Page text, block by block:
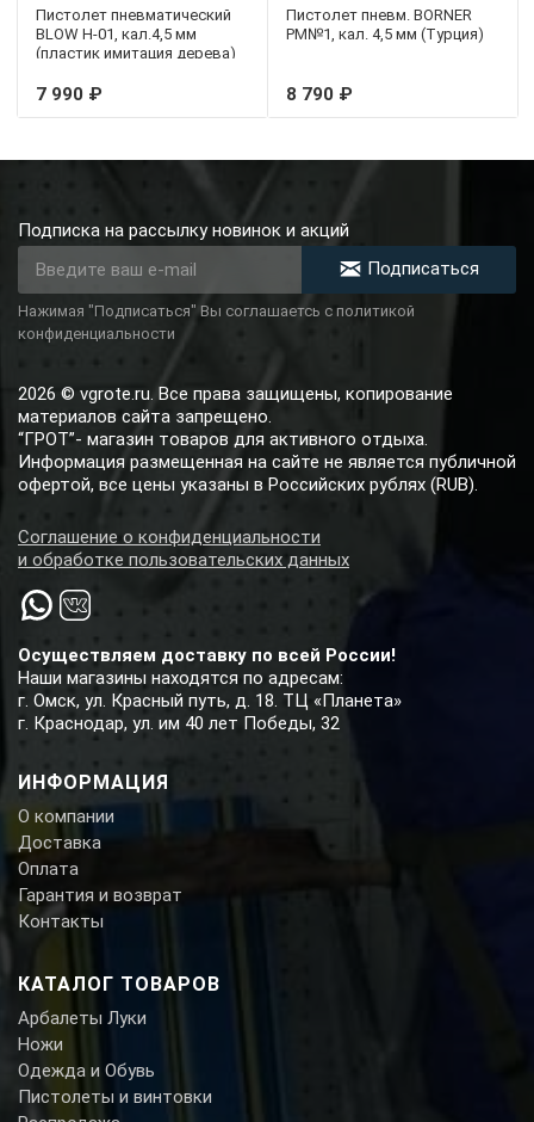
Пистолет пневматический
BLOW H-01, кал.4,5 мм
(пластик имитация дерева)
7 990 ₽
Пистолет пневм. BORNER
PM№1, кал. 4,5 мм (Турция)
8 790 ₽
Осуществляем доставку по всей России!
Наши магазины находятся по адресам:
г. Омск, ул. Красный путь, д. 18. ТЦ «Планета»
г. Краснодар, ул. им 40 лет Победы, 32
ИНФОРМАЦИЯ
О компании
Доставка
Оплата
Гарантия и возврат
Контакты
КАТАЛОГ ТОВАРОВ
Арбалеты Луки
Ножи
Одежда и Обувь
Пистолеты и винтовки
Подписка на рассылку новинок и акций
Подписаться
Нажимая "Подписаться" Вы соглашаетсь с политикой
конфиденциальности
2026 © vgrote.ru. Все права защищены, копирование
материалов сайта запрещено.
“ГРОТ”- магазин товаров для активного отдыха.
Информация размещенная на сайте не является публичной
офертой, все цены указаны в Российских рублях (RUB).
Соглашение о конфиденциальности
и обработке пользовательских данных